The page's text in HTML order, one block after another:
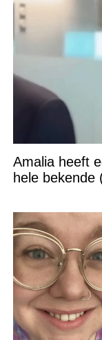
Amalia heeft
hele bekende